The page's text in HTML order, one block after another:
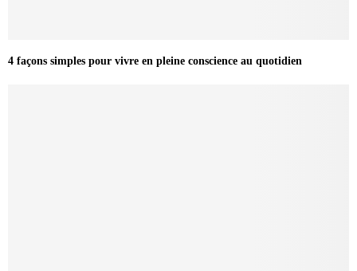
4 façons simples pour vivre en pleine conscience au quotidien